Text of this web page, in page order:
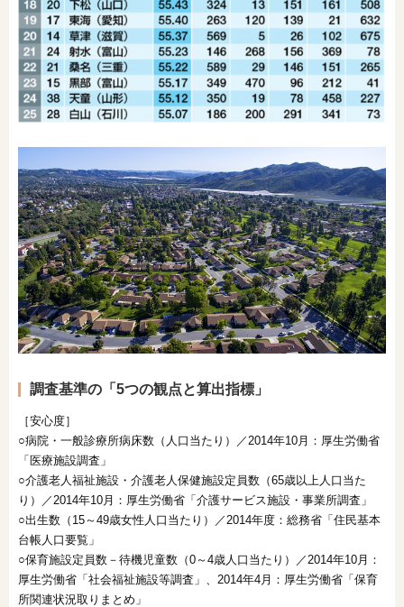
調査基準の「5つの観点と算出指標」
［安心度］
○病院・一般診療所病床数（人口当たり）／2014年10月：厚生労働省
「医療施設調査」
○介護老人福祉施設・介護老人保健施設定員数（65歳以上人口当た
り）／2014年10月：厚生労働省「介護サービス施設・事業所調査」
○出生数（15～49歳女性人口当たり）／2014年度：総務省「住民基本
台帳人口要覧」
○保育施設定員数－待機児童数（0～4歳人口当たり）／2014年10月：
厚生労働省「社会福祉施設等調査」、2014年4月：厚生労働省「保育
所関連状況取りまとめ」